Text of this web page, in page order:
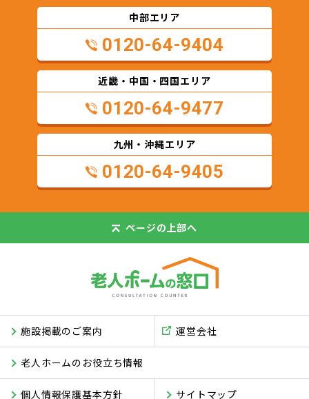
中部エリア
0120-64-9404
近畿・中国・四国エリア
0120-64-9477
九州・沖縄エリア
0120-64-9405
ページの 上部へ
施設掲載のご案内
老人ホームのお役立ち情報
サイトマップ
運営会社
個人情報保護基本方針